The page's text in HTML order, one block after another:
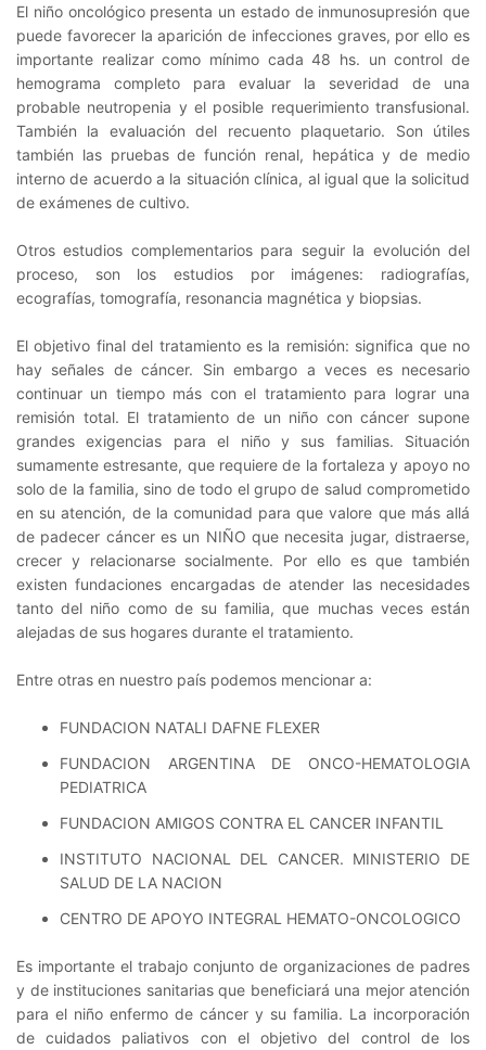
El niño oncológico presenta un estado de inmunosupresión que
puede favorecer la aparición de infecciones graves, por ello es
importante realizar como mínimo cada 48 hs. un control de
hemograma completo para evaluar la severidad de una
probable neutropenia y el posible requerimiento transfusional.
También la evaluación del recuento plaquetario. Son útiles
también las pruebas de función renal, hepática y de medio
interno de acuerdo a la situación clínica, al igual que la solicitud
de exámenes de cultivo.
Otros estudios complementarios para seguir la evolución del
proceso, son los estudios por imágenes: radiografías,
ecografías, tomografía, resonancia magnética y biopsias.
El objetivo final del tratamiento es la remisión: significa que no
hay señales de cáncer. Sin embargo a veces es necesario
continuar un tiempo más con el tratamiento para lograr una
remisión total. El tratamiento de un niño con cáncer supone
grandes exigencias para el niño y sus familias. Situación
sumamente estresante, que requiere de la fortaleza y apoyo no
solo de la familia, sino de todo el grupo de salud comprometido
en su atención, de la comunidad para que valore que más allá
de padecer cáncer es un NIÑO que necesita jugar, distraerse,
crecer y relacionarse socialmente. Por ello es que también
existen fundaciones encargadas de atender las necesidades
tanto del niño como de su familia, que muchas veces están
alejadas de sus hogares durante el tratamiento.
Entre otras en nuestro país podemos mencionar a:
FUNDACION NATALI DAFNE FLEXER
FUNDACION ARGENTINA DE ONCO-HEMATOLOGIA
PEDIATRICA
FUNDACION AMIGOS CONTRA EL CANCER INFANTIL
INSTITUTO NACIONAL DEL CANCER. MINISTERIO DE
SALUD DE LA NACION
CENTRO DE APOYO INTEGRAL HEMATO-ONCOLOGICO
Es importante el trabajo conjunto de organizaciones de padres
y de instituciones sanitarias que beneficiará una mejor atención
para el niño enfermo de cáncer y su familia. La incorporación
de cuidados paliativos con el objetivo del control de los